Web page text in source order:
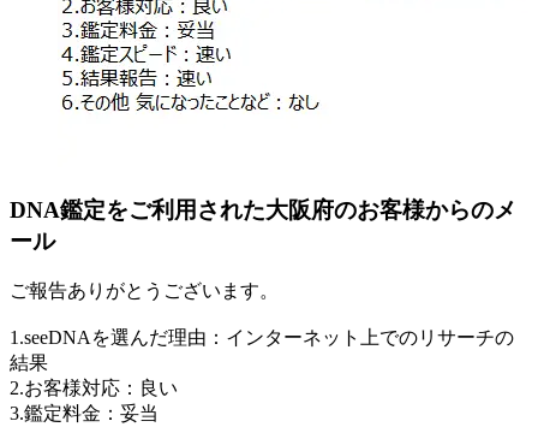
DNA鑑定をご利用された大阪府のお客様からのメ
ール
ご報告ありがとうございます。
1.seeDNAを選んだ理由：インターネット上でのリサーチの
結果
2.お客様対応：良い
3.鑑定料金：妥当